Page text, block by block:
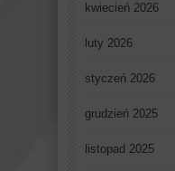
kwiecień 2026
luty 2026
styczeń 2026
grudzień 2025
listopad 2025